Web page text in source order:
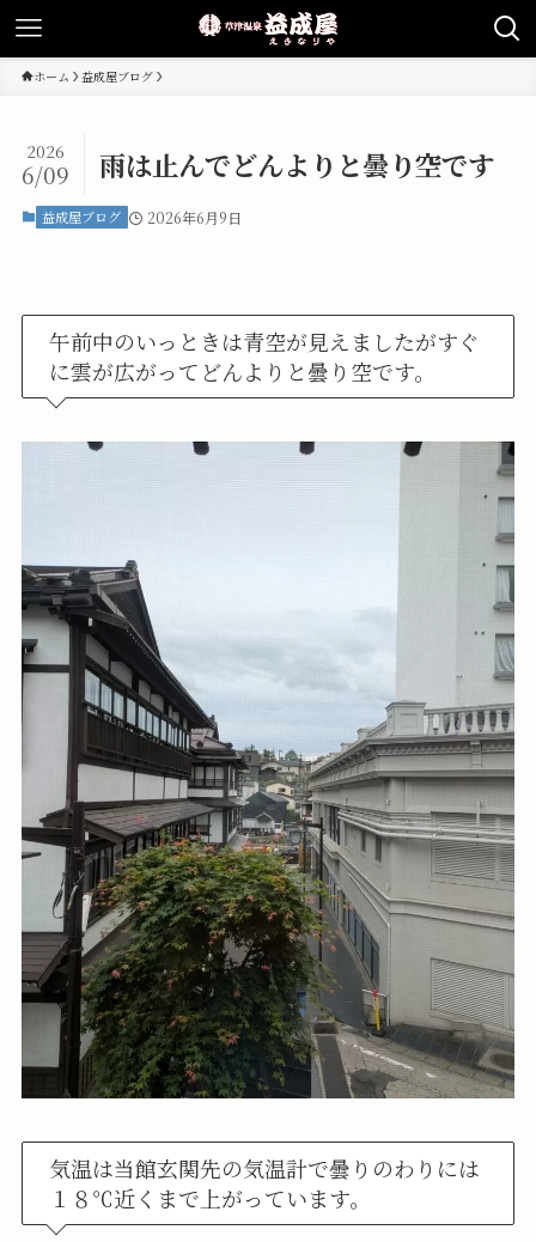
ホーム 益成屋ブログ
雨は止んでどんよりと曇り空です
2026
6/09
益成屋ブログ 2026年6月9日
午前中のいっときは青空が見えましたがすぐ
に雲が広がってどんよりと曇り空です。
気温は当館玄関先の気温計で曇りのわりには
１８℃近くまで上がっています。